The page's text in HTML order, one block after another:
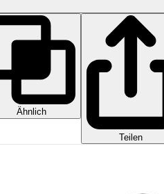
Ähnlich
Teilen